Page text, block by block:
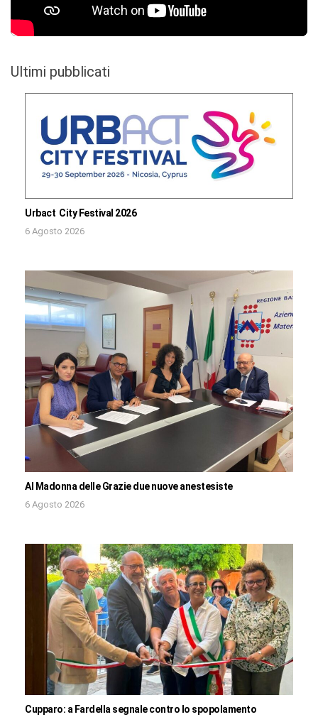
Ultimi pubblicati
Urbact City Festival 2026
6 Agosto 2026
Al Madonna delle Grazie due nuove anestesiste
6 Agosto 2026
Cupparo: a Fardella segnale contro lo spopolamento